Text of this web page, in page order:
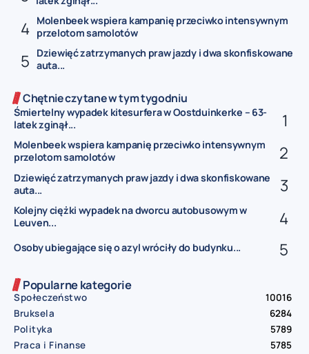
Molenbeek wspiera kampanię przeciwko intensywnym
przelotom samolotów
Dziewięć zatrzymanych praw jazdy i dwa skonfiskowane
auta...
Chętnie czytane w tym tygodniu
Śmiertelny wypadek kitesurfera w Oostduinkerke – 63-
latek zginął...
Molenbeek wspiera kampanię przeciwko intensywnym
przelotom samolotów
Dziewięć zatrzymanych praw jazdy i dwa skonfiskowane
auta...
Kolejny ciężki wypadek na dworcu autobusowym w
Leuven...
Osoby ubiegające się o azyl wróciły do budynku...
Popularne kategorie
Społeczeństwo
10016
Bruksela
6284
Polityka
5789
Praca i Finanse
5785